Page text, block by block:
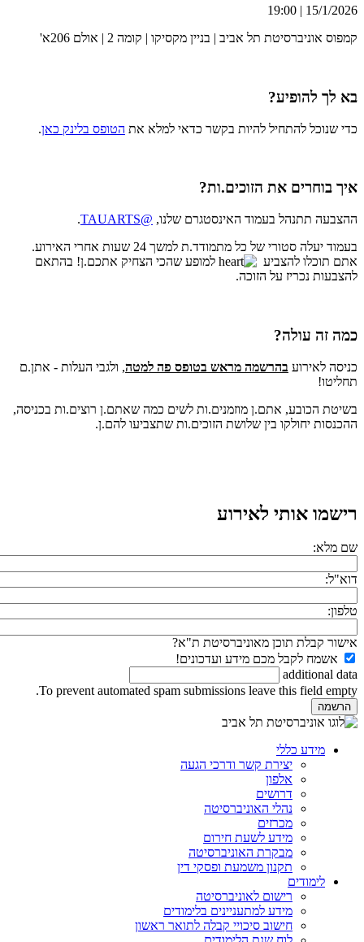
15/1/2026 | 19:00
קמפוס אוניברסיטת תל אביב | בניין מקסיקו | קומה 2 | אולם 206א'
בא לך להופיע?
כדי שנוכל להתחיל להיות בקשר כדאי למלא את הטופס בלינק כאן.
איך בוחרים את הזוכים.ות?
ההצבעה תתנהל בעמוד האינסטגרם שלנו, @TAUARTS
.
בעמוד יעלה סטורי של כל מתמודד.ת למשך 24 שעות אחרי האירוע.
אתם תוכלו להצביע
למופע שהכי הצחיק אתכם.ן! בהתאם
להצבעות נכריז על הזוכה.
כמה זה עולה?
כניסה לאירוע בהרשמה מראש בטופס פה למטה, ולגבי העלות - אתן.ם
תחליטו!
בשיטת הכובע, אתם.ן מוזמנים.ות לשים כמה שאתם.ן רוצים.ות בכניסה,
ההכנסות יחולקו בין שלושת הזוכים.ות שתצביעו להם.ן.
רישמו אותי לאירוע
שם מלא:
דוא"ל:
טלפון:
אישור קבלת תוכן מאוניברסיטת ת"א?
אשמח לקבל מכם מידע ועדכונים!
additional data
To prevent automated spam submissions leave this field empty.
מידע כללי
יצירת קשר ודרכי הגעה
אלפון
דרושים
נהלי האוניברסיטה
מכרזים
מידע לשעת חירום
מבקרת האוניברסיטה
תקנון משמעת ופסקי דין
לימודים
רישום לאוניברסיטה
מידע למתעניינים בלימודים
חישוב סיכויי קבלה לתואר ראשון